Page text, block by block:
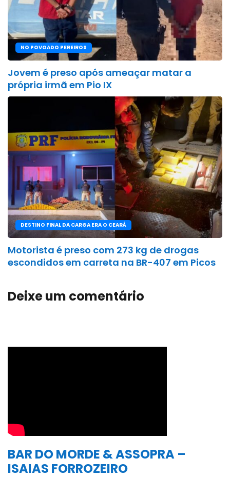
NO POVOADO PEREIROS
Jovem é preso após ameaçar matar a
própria irmã em Pio IX
DESTINO FINAL DA CARGA ERA O CEARÁ
Motorista é preso com 273 kg de drogas
escondidos em carreta na BR-407 em Picos
Deixe um comentário
BAR DO MORDE & ASSOPRA –
ISAIAS FORROZEIRO